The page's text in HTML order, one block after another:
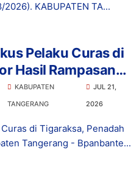
KABUPATEN TA...
Pelaku Curas di
Hasil Rampasan
KABUPATEN
TANGERANG
JUL 21,
2026
di Tigaraksa, Penadah
Tangerang - Bpanbante...